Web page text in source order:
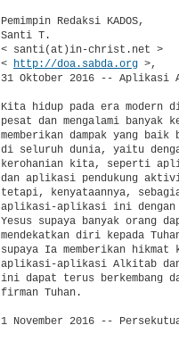
Pemimpin Redaksi KADOS,
Santi T.
< santi(at)in-christ.net >
<
http://doa.sabda.org >,
31 Oktober 2016 -- Aplikasi
Kita hidup pada era modern
pesat dan mengalami banyak
memberikan dampak yang
di seluruh dunia, yaitu
kerohanian kita, seperti
dan aplikasi pendukung
tetapi, kenyataannya,
aplikasi-aplikasi ini dengan
Yesus supaya banyak orang
mendekatkan diri kepada
supaya Ia memberikan hikmat
aplikasi-aplikasi Alkitab
ini dapat terus berkembang
firman Tuhan.
1 November 2016 --